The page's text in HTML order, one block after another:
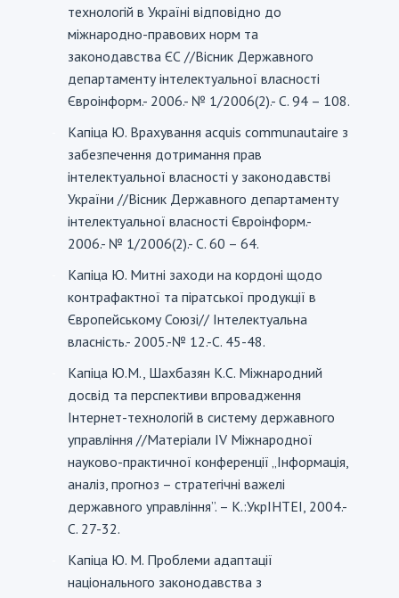
технологій в Україні відповідно до
міжнародно-правових норм та
законодавства ЄС //Вісник Державного
департаменту інтелектуальної власності
Євроінформ.- 2006.- № 1/2006(2).- С. 94 – 108.
Капіца Ю. Врахування acquis communautaire з
забезпечення дотримання прав
інтелектуальної власності у законодавстві
України //Вісник Державного департаменту
інтелектуальної власності Євроінформ.-
2006.- № 1/2006(2).- С. 60 – 64.
Капіца Ю. Митні заходи на кордоні щодо
контрафактної та піратської продукції в
Європейському Союзі// Інтелектуальна
власність.- 2005.-№ 12.-С. 45-48.
Капіца Ю.М., Шахбазян К.С. Міжнародний
досвід та перспективи впровадження
Інтернет-технологій в систему державного
управління //Матеріали IV Міжнародної
науково-практичної конференції „Інформація,
аналіз, прогноз – стратегічні важелі
державного управління”. – К.:УкрІНТЕІ, 2004.-
С. 27-32.
Капіца Ю. М. Проблеми адаптації
національного законодавства з